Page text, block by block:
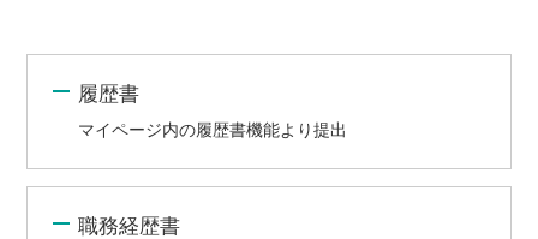
履歴書
マイページ内の履歴書機能より提出
職務経歴書